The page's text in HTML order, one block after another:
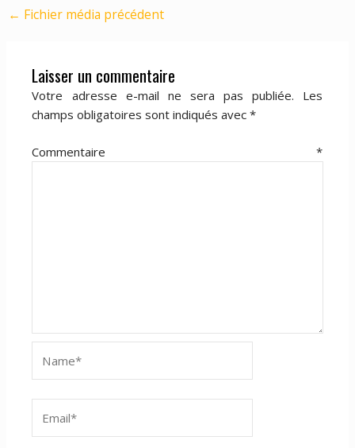
← Fichier média précédent
Laisser un commentaire
Votre adresse e-mail ne sera pas publiée.
Les
champs obligatoires sont indiqués avec*
Commentaire*